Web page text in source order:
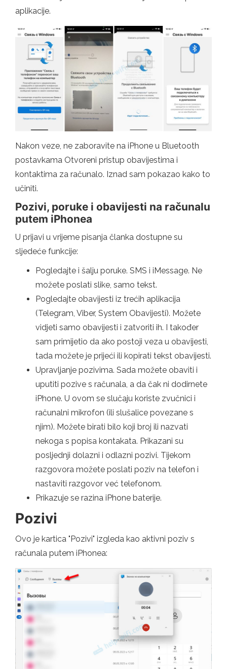
aplikacije.
Nakon veze, ne zaboravite na iPhone u Bluetooth
postavkama Otvoreni pristup obavijestima i
kontaktima za računalo. Iznad sam pokazao kako to
učiniti.
Pozivi, poruke i obavijesti na računalu
putem iPhonea
U prijavi u vrijeme pisanja članka dostupne su
sljedeće funkcije:
Pogledajte i šalju poruke. SMS i iMessage. Ne
možete poslati slike, samo tekst.
Pogledajte obavijesti iz trećih aplikacija
(Telegram, Viber, System Obavijesti). Možete
vidjeti samo obavijesti i zatvoriti ih. I također
sam primijetio da ako postoji veza u obavijesti,
tada možete je prijeći ili kopirati tekst obavijesti.
Upravljanje pozivima. Sada možete obaviti i
uputiti pozive s računala, a da čak ni dodirnete
iPhone. U ovom se slučaju koriste zvučnici i
računalni mikrofon (ili slušalice povezane s
njim). Možete birati bilo koji broj ili nazvati
nekoga s popisa kontakata. Prikazani su
posljednji dolazni i odlazni pozivi. Tijekom
razgovora možete poslati poziv na telefon i
nastaviti razgovor već telefonom.
Prikazuje se razina iPhone baterije.
Pozivi
Ovo je kartica "Pozivi" izgleda kao aktivni poziv s
računala putem iPhonea: